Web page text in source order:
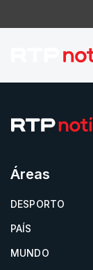
Áreas
DESPORTO
PAÍS
MUNDO